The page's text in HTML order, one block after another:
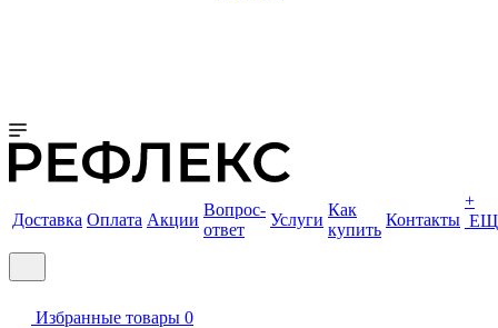
Доставка Оплата Акции
Вопрос-
ответ
Услуги
Как
купить
Контакты
+
Избранные товары 0